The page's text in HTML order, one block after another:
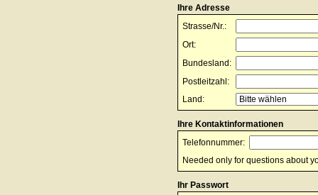
Ihre Adresse
Strasse/Nr.:
Ort:
Bundesland:
Postleitzahl:
Land:
Ihre Kontaktinformationen
Telefonnummer:
Needed only for questions about
Ihr Passwort